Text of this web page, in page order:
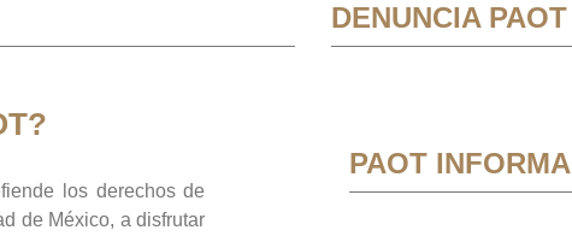
los derechos de
de México, a disfrutar
DENUNCIA PAOT
PAOT INFORMA